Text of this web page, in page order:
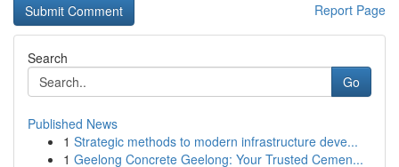
Report Page
Search
Go
Published News
1 Strategic methods to modern infrastructure deve...
1 Geelong Concrete Geelong: Your Trusted Cemen...